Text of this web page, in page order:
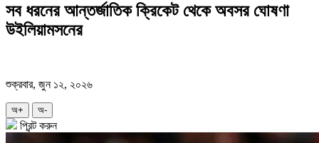
সব ধরনের আন্তর্জাতিক ক্রিকেট থেকে অবসর ঘোষণা
উইলিয়ামসনের
শুক্রবার, জুন ১২, ২০২৬
অ+ অ-
প্রিন্ট করুন